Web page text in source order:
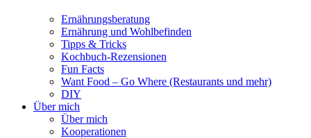
Ernährungsberatung
Ernährung und Wohlbefinden
Tipps & Tricks
Kochbuch-Rezensionen
Fun Facts
Want Food – Go Where (Restaurants und mehr)
DIY
Über mich
Über mich
Kooperationen